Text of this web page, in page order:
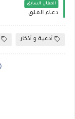
المقال السابق
دعاء القلق
أدعية و أذكار